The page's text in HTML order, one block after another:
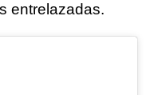
entrelazadas.